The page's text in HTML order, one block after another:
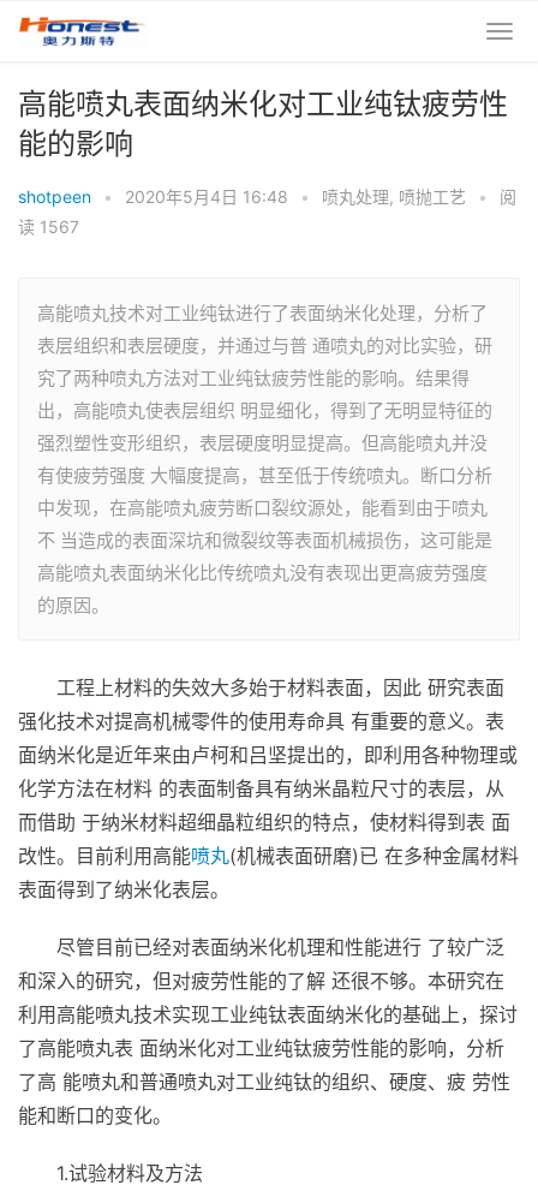
高能喷丸表面纳米化对工业纯钛疲劳性
能的影响
shotpeen • 2020年5月4日 16:48 • 喷丸处理, 喷抛工艺 •
阅
读 1567
高能喷丸技术对工业纯钛进行了表面纳米化处理，分析了
表层组织和表层硬度，并通过与普 通喷丸的对比实验，研
究了两种喷丸方法对工业纯钛疲劳性能的影响。结果得
出，高能喷丸使表层组织 明显细化，得到了无明显特征的
强烈塑性变形组织，表层硬度明显提高。但高能喷丸并没
有使疲劳强度 大幅度提高，甚至低于传统喷丸。断口分析
中发现，在高能喷丸疲劳断口裂纹源处，能看到由于喷丸
不 当造成的表面深坑和微裂纹等表面机械损伤，这可能是
高能喷丸表面纳米化比传统喷丸没有表现出更高疲劳强度
的原因。
工程上材料的失效大多始于材料表面，因此 研究表面
强化技术对提高机械零件的使用寿命具 有重要的意义。表
面纳米化是近年来由卢柯和吕坚提出的，即利用各种物理或
化学方法在材料 的表面制备具有纳米晶粒尺寸的表层，从
而借助 于纳米材料超细晶粒组织的特点，使材料得到表 面
改性。目前利用高能喷丸(机械表面研磨)已 在多种金属材料
表面得到了纳米化表层。
尽管目前已经对表面纳米化机理和性能进行 了较广泛
和深入的研究，但对疲劳性能的了解 还很不够。本研究在
利用高能喷丸技术实现工业纯钛表面纳米化的基础上，探讨
了高能喷丸表 面纳米化对工业纯钛疲劳性能的影响，分析
了高 能喷丸和普通喷丸对工业纯钛的组织、硬度、疲 劳性
能和断口的变化。
1.试验材料及方法